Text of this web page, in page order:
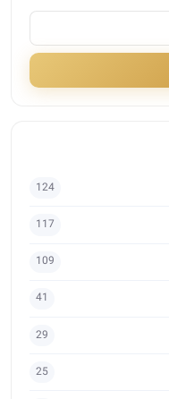
124
117
109
41
29
25